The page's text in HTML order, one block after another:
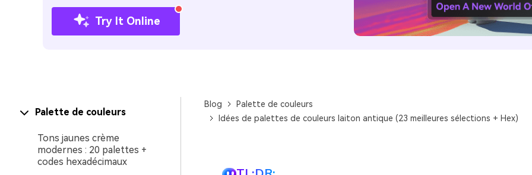
Try It Online
Palette de couleurs
Tons jaunes crème
modernes : 20 palettes +
codes hexadécimaux
Blog
Palette de couleurs
Idées de palettes de couleurs laiton antique (23 meilleures sélections + Hex)